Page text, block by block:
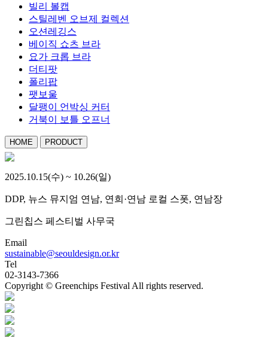
빌리 볼캡
스틸레벤 오브제 컬렉션
오션레깅스
베이직 쇼츠 브라
요가 크롭 브라
더티팟
폴리팝
팻보울
달팽이 언박싱 커터
거북이 보틀 오프너
HOME PRODUCT
2025.10.15(수) ~ 10.26(일)
DDP, 뉴스 뮤지엄 연남, 연희·연남 로컬 스폿, 연남장
그린칩스 페스티벌 사무국
Email
sustainable@seouldesign.or.kr
Tel
02-3143-7366
Copyright © Greenchips Festival All rights reserved.